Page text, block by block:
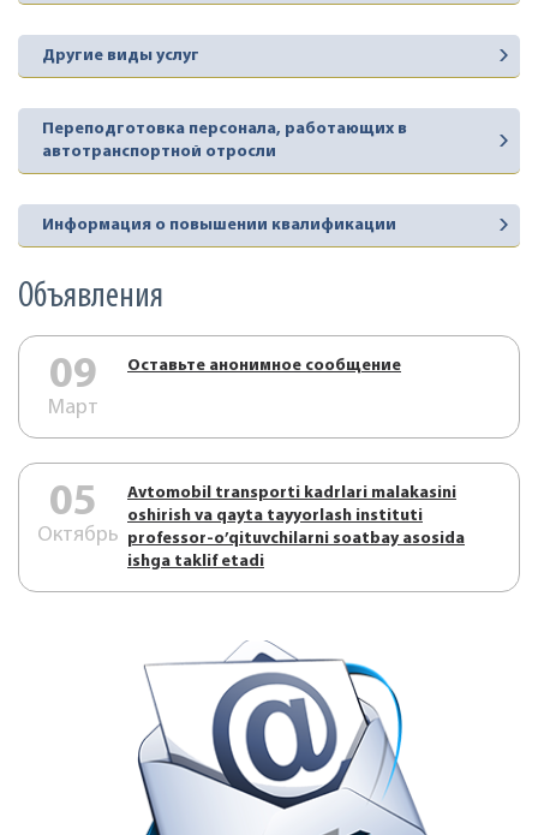
Другие виды услуг
Переподготовка персонала, работающих в
автотранспортной отросли
Информация о повышении квалификации
Объявления
09
Март
Оставьте анонимное сообщение
05
Октябрь
Аvtоmоbil trаnspоrti kаdrlаri mаlаkаsini
оshirish vа qаytа tаyyorlаsh instituti
prоfеssоr-o’qituvchilаrni sоаtbаy аsоsidа
ishgа tаklif etаdi